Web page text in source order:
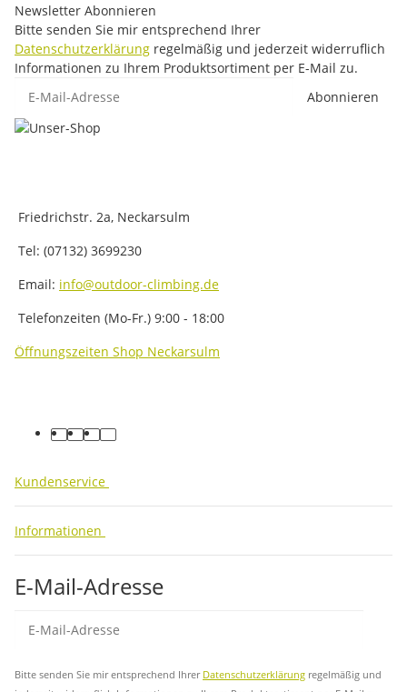
Newsletter Abonnieren
Bitte senden Sie mir entsprechend Ihrer
Datenschutzerklärung regelmäßig und jederzeit widerruflich
Informationen zu Ihrem Produktsortiment per E-Mail zu.
Abonnieren
Friedrichstr. 2a, Neckarsulm
Tel: (07132) 3699230
Email: info@outdoor-climbing.de
Telefonzeiten (Mo-Fr.) 9:00 - 18:00
Öffnungszeiten Shop Neckarsulm
facebook
youtube
instagram
tiktok
Kundenservice
Informationen
E-Mail-Adresse
Bitte senden Sie mir entsprechend Ihrer Datenschutzerklärung regelmäßig und